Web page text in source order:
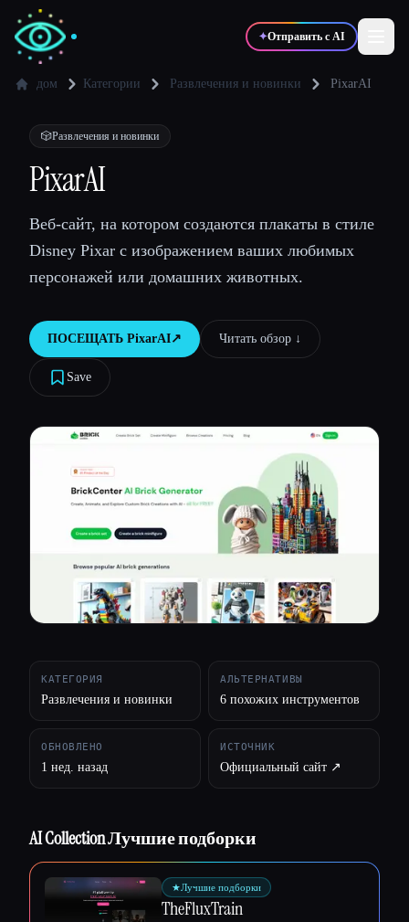
✦Отправить с AI
✍️Писатели
💻
🎓Студенты 🎬 Креаторы
Блог
Сравнить инструменты
Все категории
Esc
дом Категории Развлечения и новинки PixarAI
🎲Развлечения и новинки
PixarAI
Веб-сайт, на котором создаются плакаты в стиле
Disney Pixar с изображением ваших любимых
персонажей или домашних животных.
ПОСЕЩАТЬ PixarAI↗︎ Читать обзор ↓︎
Save
КАТЕГОРИЯ
Развлечения и новинки
АЛЬТЕРНАТИВЫ
6 похожих инструментов
ОБНОВЛЕНО
1 нед. назад
ИСТОЧНИК
Официальный сайт ↗︎
AI Collection Лучшие подборки
★Лучшие подборки
TheFluxTrain